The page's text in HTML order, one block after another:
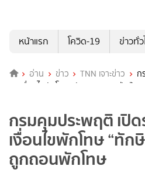
หน้าแรก
โควิด-19 ข่าวทั่
อ่าน ข่าว TNN เจาะข่าว
ก
11 เงื่อนไขพักโทษ “ทักษิณ” หากฝ่าฝืน
กรมคุมประพฤติ เปิ
เงื่อนไขพักโทษ “ทั
ถูกถอนพักโทษ